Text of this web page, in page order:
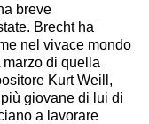
breve
Brecht ha
nel vivace mondo
di quella
Kurt Weill,
giovane di lui di
a lavorare